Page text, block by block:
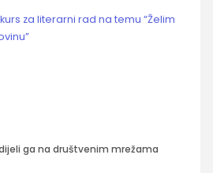
za literarni rad na temu “Želim
ga na društvenim mrežama